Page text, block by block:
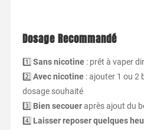
Dosage Recommandé
1️⃣ Sans nicotine: prêt à vaper
2️⃣ Avec nicotine: ajouter 1 ou 2
dosage souhaité
3️⃣ Bien secoueraprès ajout du
4️⃣ Laisser reposer quelques